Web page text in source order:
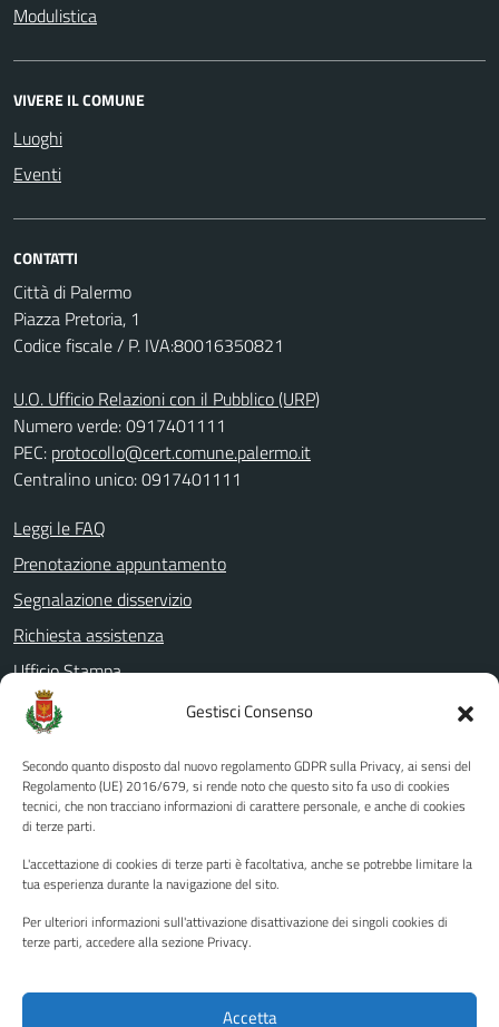
Gestisci Consenso
Secondo quanto disposto dal nuovo regolamento GDPR sulla Privacy, ai sensi del
Regolamento (UE) 2016/679, si rende noto che questo sito fa uso di cookies
tecnici, che non tracciano informazioni di carattere personale, e anche di cookies
di terze parti.
L'accettazione di cookies di terze parti è facoltativa, anche se potrebbe limitare la
tua esperienza durante la navigazione del sito.
Per ulteriori informazioni sull'attivazione disattivazione dei singoli cookies di
terze parti, accedere alla sezione Privacy.
Accetta
Modulistica
VIVERE IL COMUNE
Luoghi
Eventi
CONTATTI
Città di Palermo
Piazza Pretoria, 1
Codice fiscale / P. IVA:80016350821
U.O. Ufficio Relazioni con il Pubblico (URP)
Numero verde: 0917401111
PEC: protocollo@cert.comune.palermo.it
Centralino unico: 0917401111
Leggi le FAQ
Prenotazione appuntamento
Segnalazione disservizio
Richiesta assistenza
Ufficio Stampa
Amministrazione Trasparente
Albo pretorio
Informativa privacy
Note legali
Piano di miglioramento del sito
Instagram